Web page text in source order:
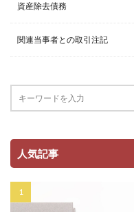
資産除去債務
関連当事者との取引注記
人気記事